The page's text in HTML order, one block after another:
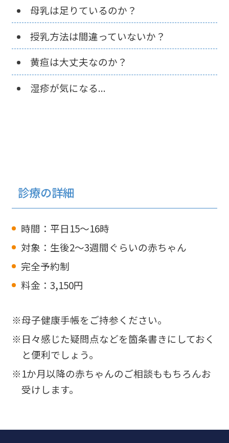
母乳は足りているのか？
授乳方法は間違っていないか？
黄疸は大丈夫なのか？
湿疹が気になる...
診療の詳細
時間 ：平日15～16時
対象 ：生後2～3週間ぐらいの赤ちゃん
完全予約制
料金 ：3,150円
※母子健康手帳をご持参ください。
※日々感じた疑問点などを箇条書きにしておく
と便利でしょう。
※1か月以降の赤ちゃんのご相談ももちろんお
受けします。